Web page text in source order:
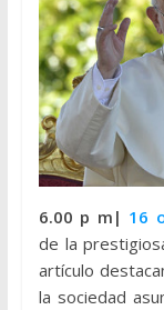
6.00 p m| 16
de la
artículo
la sociedad